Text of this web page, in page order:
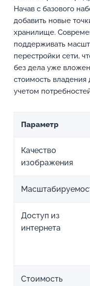
Начав с базового
добавить новые
хранилище.
поддерживать
перестройки сети,
без дела уже
стоимость
учетом
Параметр
Качество
изображения
Доступ из
интернета
Стоимость